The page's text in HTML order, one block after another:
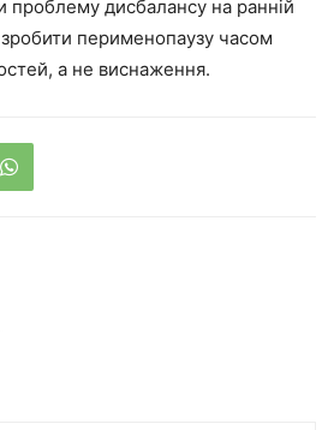
проблему дисбалансу на ранній
перименопаузу часом
а не виснаження.